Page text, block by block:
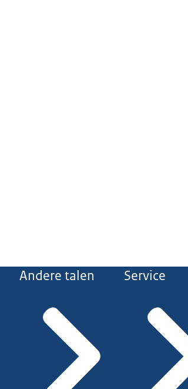
Andere talen Service